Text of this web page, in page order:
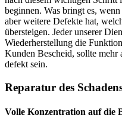
beginnen. Was bringt es,
aber weitere Defekte hat,
übersteigen. Jeder unserer
Wiederherstellung die
Kunden Bescheid, sollte mehr
defekt sein.
Reparatur des
Volle Konzentration auf die